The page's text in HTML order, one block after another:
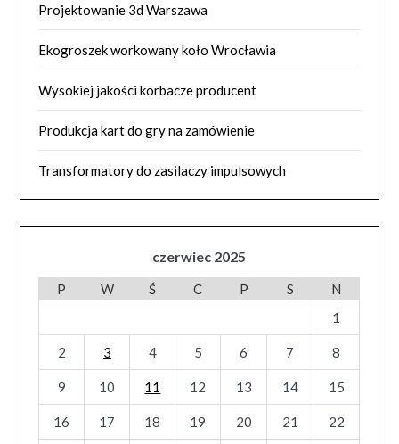
Projektowanie 3d Warszawa
Ekogroszek workowany koło Wrocławia
Wysokiej jakości korbacze producent
Produkcja kart do gry na zamówienie
Transformatory do zasilaczy impulsowych
czerwiec 2025
P W Ś C P S
N
1
2 3 4 5 6 7 8
9 10 11 12 13 14 15
16 17 18 19 20 21 22